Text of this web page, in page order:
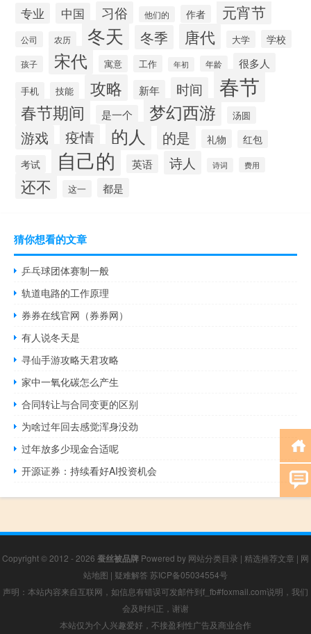
专业 中国 习俗 他们的 作者 元宵节
公司 农历 冬天 冬季 唐代 大学 学校
孩子 宋代 寓意 工作 年初 年龄 很多人
手机 技能 攻略 新年 时间 春节
春节期间 是一个 梦幻西游 汤圆
游戏 疫情 的人 的是 礼物
红包
考试
自己的 英语 诗人 诗词 费用
还不 这一 都是
猜你想看的文章
乒乓球团体赛制一般
轨道电路的工作原理
券券在线官网（券券网）
有人说冬天是
寻仙手游攻略天君攻略
家中一氧化碳怎么产生
合同转让与合同变更的区别
为啥过年回去感觉浑身没劲
过年放多少现金合适呢
开源证券：持续看好AI投资机会
Copyright © 2012 - 2026 蚕丝被品牌 Powered by 网站分类目录 | 精选推荐文章 | 网
站地图 | 疑难解答 苏ICP备05034554号
声明：本站内容来自互联网，如信息有错误可发邮件到f_fb#foxmail.com说明，我们
会及时纠正，谢谢
本站仅为个人兴趣爱好，不接盈利性广告及商业合作